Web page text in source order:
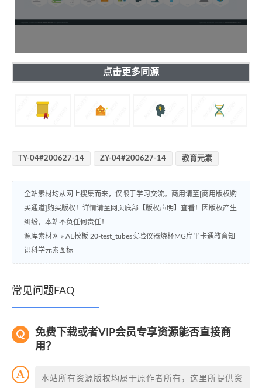
点击更多同源
TY-04#200627-14 ZY-04#200627-14 教育元素
全站素材均从网上搜集而来，仅限于学习交流。商用请至[商用版权购
买通道]购买版权！详情请至网页底部【版权声明】查看！因版权产生
纠纷，本站不负任何责任！
源库素材网 » AE模板 20-test_tubes实验仪器烧杯MG扁平卡通教育知
识科学元素图标
常见问题FAQ
免费下载或者VIP会员专享资源能否直接商
用？
本站所有资源版权均属于原作者所有，这里所提供资